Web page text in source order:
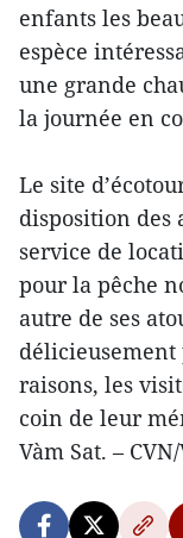
enfants les
espèce
une grande
la journée en
Le site
disposition des
service de
pour la pêche
autre de ses
délicieusement
raisons, les
coin de leur
Vàm Sat. –